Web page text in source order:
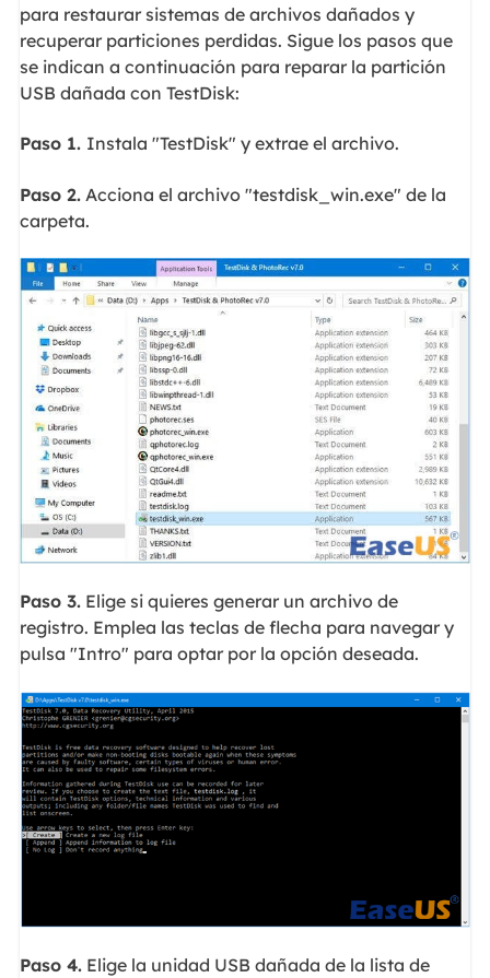
para restaurar sistemas de archivos dañados y
recuperar particiones perdidas. Sigue los pasos que
se indican a continuación para reparar la partición
USB dañada con TestDisk:
Paso 1. Instala "TestDisk" y extrae el archivo.
Paso 2.Acciona el archivo "testdisk_win.exe" de la
carpeta.
Paso 3.Elige si quieres generar un archivo de
registro. Emplea las teclas de flecha para navegar y
pulsa "Intro" para optar por la opción deseada.
Paso 4.Elige la unidad USB dañada de la lista de